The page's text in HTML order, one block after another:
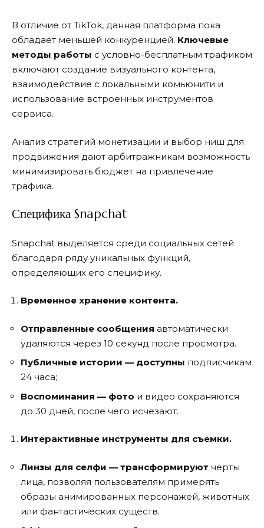
В отличие от TikTok, данная платформа пока
обладает меньшей конкуренцией. Ключевые
методы работы с условно-бесплатным трафиком
включают создание визуального контента,
взаимодействие с локальными комьюнити и
использование встроенных инструментов
сервиса.
Анализ стратегий монетизации и выбор ниш для
продвижения дают арбитражникам возможность
минимизировать бюджет на привлечение
трафика.
Специфика Snapchat
Snapchat выделяется среди социальных сетей
благодаря ряду уникальных функций,
определяющих его специфику.
Временное хранение контента.
Отправленные сообщения автоматически
удаляются через 10 секунд после просмотра.
Публичные истории — доступны подписчикам
24 часа;
Воспоминания — фото и видео сохраняются
до 30 дней, после чего исчезают.
Интерактивные инструменты для съемки.
Линзы для селфи — трансформируют черты
лица, позволяя пользователям примерять
образы анимированных персонажей, животных
или фантастических существ.